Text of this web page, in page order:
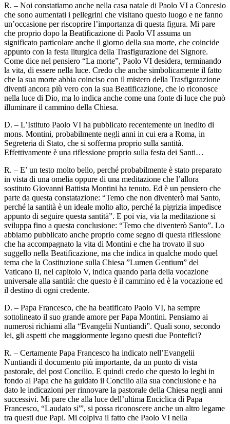
R. – Noi constatiamo anche nella casa natale di Paolo VI a Concesio
che sono aumentati i pellegrini che visitano questo luogo e ne fanno
un’occasione per riscoprire l’importanza di questa figura. Mi pare
che proprio dopo la Beatificazione di Paolo VI assuma un
significato particolare anche il giorno della sua morte, che coincide
appunto con la festa liturgica della Trasfigurazione del Signore.
Come dice nel pensiero “La morte”, Paolo VI desidera, terminando
la vita, di essere nella luce. Credo che anche simbolicamente il fatto
che la sua morte abbia coinciso con il mistero della Trasfigurazione
diventi ancora più vero con la sua Beatificazione, che lo riconosce
nella luce di Dio, ma lo indica anche come una fonte di luce che può
illuminare il cammino della Chiesa.
D. – L’Istituto Paolo VI ha pubblicato recentemente un inedito di
mons. Montini, probabilmente negli anni in cui era a Roma, in
Segreteria di Stato, che si sofferma proprio sulla santità.
Effettivamente è una riflessione proprio sulla festa dei Santi…
R. – E’ un testo molto bello, perché probabilmente è stato preparato
in vista di una omelia oppure di una meditazione che l’allora
sostituto Giovanni Battista Montini ha tenuto. Ed è un pensiero che
parte da questa constatazione: “Temo che non diventerò mai Santo,
perché la santità è un ideale molto alto, perché la pigrizia impedisce
appunto di seguire questa santità”. E poi via, via la meditazione si
sviluppa fino a questa conclusione: “Temo che diventerò Santo”. Lo
abbiamo pubblicato anche proprio come segno di questa riflessione
che ha accompagnato la vita di Montini e che ha trovato il suo
suggello nella Beatificazione, ma che indica in qualche modo quel
tema che la Costituzione sulla Chiesa ”Lumen Gentium” del
Vaticano II, nel capitolo V, indica quando parla della vocazione
universale alla santità: che questo è il cammino ed è la vocazione ed
il destino di ogni credente.
D. – Papa Francesco, che ha beatificato Paolo VI, ha sempre
sottolineato il suo grande amore per Papa Montini. Pensiamo ai
numerosi richiami alla “Evangelii Nuntiandi”. Quali sono, secondo
lei, gli aspetti che maggiormente legano questi due Pontefici?
R. – Certamente Papa Francesco ha indicato nell’Evangelii
Nuntiandi il documento più importante, da un punto di vista
pastorale, del post Concilio. E quindi credo che questo lo leghi in
fondo al Papa che ha guidato il Concilio alla sua conclusione e ha
dato le indicazioni per rinnovare la pastorale della Chiesa negli anni
successivi. Mi pare che alla luce dell’ultima Enciclica di Papa
Francesco, “Laudato si'”, si possa riconoscere anche un altro legame
tra questi due Papi. Mi colpiva il fatto che Paolo VI nella